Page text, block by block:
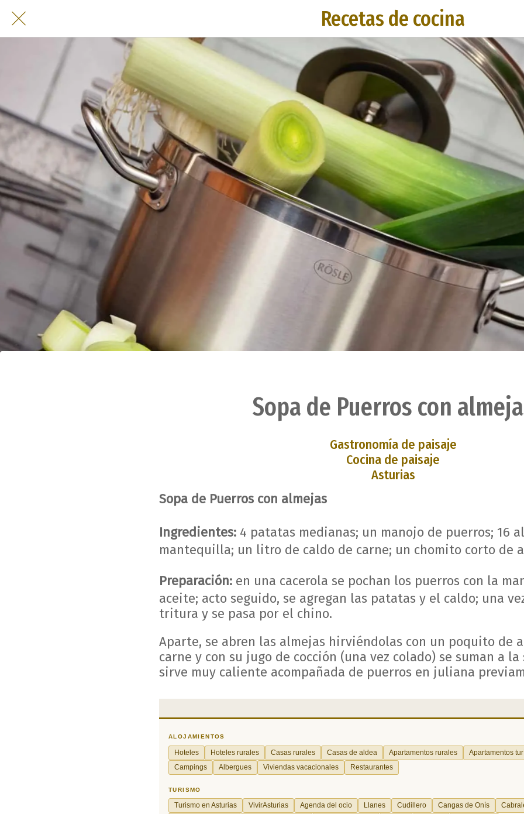
Recetas de cocina
Sopa de Puerros con
Gastronomía de paisaje
Cocina de paisaje
Asturias
Sopa de Puerros con almejas
Ingredientes: 4 patatas medianas; un manojo de puerros; 16
mantequilla; un litro de caldo de carne; un chomito corto de
Preparación: en una cacerola se pochan los puerros con la
aceite; acto seguido, se agregan las patatas y el caldo; una
tritura y se pasa por el chino.
Aparte, se abren las almejas hirviéndolas con un poquito de
carne y con su jugo de cocción (una vez colado) se suman a la
sirve muy caliente acompañada de puerros en juliana